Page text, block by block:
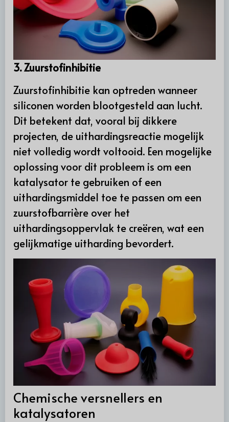
3. Zuurstofinhibitie
Zuurstofinhibitie kan optreden wanneer
siliconen worden blootgesteld aan lucht.
Dit betekent dat, vooral bij dikkere
projecten, de uithardingsreactie mogelijk
niet volledig wordt voltooid. Een mogelijke
oplossing voor dit probleem is om een
katalysator te gebruiken of een
uithardingsmiddel toe te passen om een
zuurstofbarrière over het
uithardingsoppervlak te creëren, wat een
gelijkmatige uitharding bevordert.
Chemische versnellers en
katalysatoren